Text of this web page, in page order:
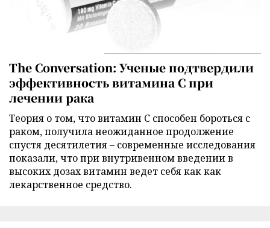
The Conversation: Ученые подтвердили
эффективность витамина C при
лечении рака
Теория о том, что витамин C способен бороться с
раком, получила неожиданное продолжение
спустя десятилетия – современные исследования
показали, что при внутривенном введении в
высоких дозах витамин ведет себя как как
лекарственное средство.